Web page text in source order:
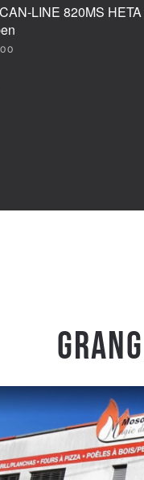
LINE 820MS